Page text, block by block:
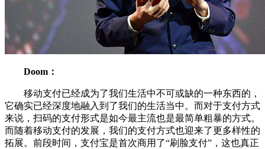
Doom：
移动支付已经成为了我们生活中不可或缺的一种东西的，
它确实已经深度地融入到了我们的生活当中。而对于支付方式
来说，扫码的支付形式是如今最主流也是最简单粗暴的方式。
而随着移动支付的发展，我们的支付方式也迎来了更多样性的
拓展。前段时间，支付宝是首次商用了“刷脸支付”，这也真正